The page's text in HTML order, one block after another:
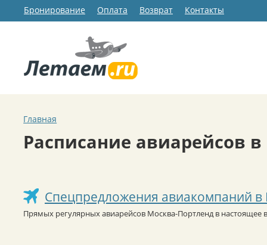
Бронирование Оплата Возврат Контакты
Главная
Расписание авиарейсов
Спецпредложения авиакомпаний в
Прямых регулярных авиарейсов Москва-Портленд в настоящее